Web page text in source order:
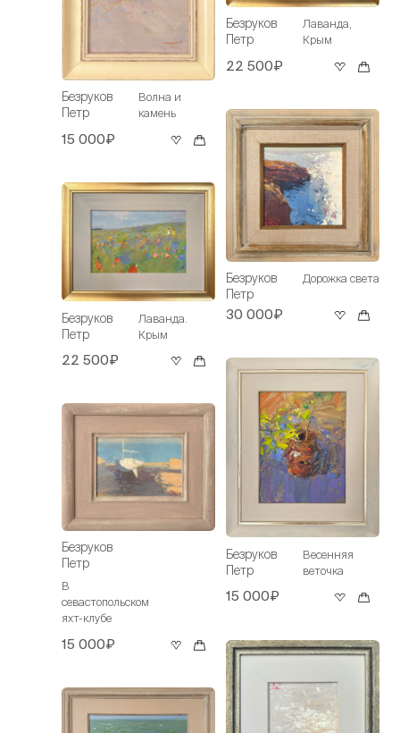
Безруков
Петр
Волна и
камень
15 000₽
Безруков
Петр
Лаванда.
Крым
22 500₽
Безруков
Петр
В
севастопольском
яхт-клубе
15 000₽
Безруков
Петр
Лаванда,
Крым
22 500₽
Безруков
Петр
Дорожка света
30 000₽
Безруков
Петр
Весенняя
веточка
15 000₽